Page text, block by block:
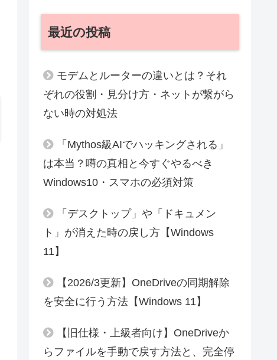
最近の投稿
モデムとルーターの違いとは？それ
ぞれの役割・見分け方・ネットが繋がら
ない時の対処法
「Mythos級AIでハッキングされる」
は本当？噂の真相と今すぐやるべき
Windows10・スマホの必須対策
「デスクトップ」や「ドキュメン
ト」が消えた時の戻し方【Windows
11】
【2026/3更新】OneDriveの同期解除
を安全に行う方法【Windows 11】
【旧仕様・上級者向け】OneDriveか
らファイルを手動で戻す方法と、完全停